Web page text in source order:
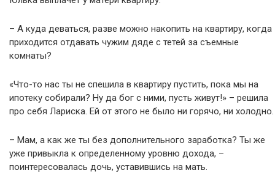
– А куда деваться, разве можно накопить на квартиру, когда
приходится отдавать чужим дяде с тетей за съемные
комнаты?
«Что-то нас ты не спешила в квартиру пустить, пока мы на
ипотеку собирали? Ну да бог с ними, пусть живут!» – решила
про себя Лариска. Ей от этого не было ни горячо, ни холодно.
– Мам, а как же ты без дополнительного заработка? Ты же
уже привыкла к определенному уровню дохода, –
поинтересовалась дочь, уставившись на мать.